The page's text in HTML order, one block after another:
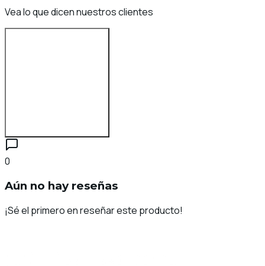
Vea lo que dicen nuestros clientes
0
Aún no hay reseñas
¡Sé el primero en reseñar este producto!